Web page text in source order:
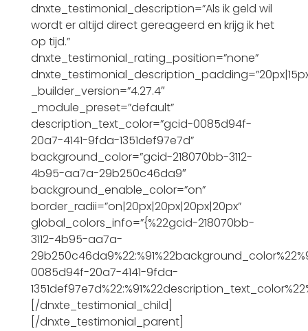
dnxte_testimonial_description=”Als ik geld wil
wordt er altijd direct gereageerd en krijg ik het
op tijd.”
dnxte_testimonial_rating_position=”none”
_builder_version=”4.27.4″
_module_preset=”default”
description_text_color=”gcid-0085d94f-
20a7-4141-9fda-1351def97e7d”
background_color=”gcid-218070bb-3112-
4b95-aa7a-29b250c46da9″
background_enable_color=”on”
border_radii=”on|20px|20px|20px|20px”
global_colors_info=”{%22gcid-218070bb-
3112-4b95-aa7a-
0085d94f-20a7-4141-9fda-
[/dnxte_testimonial_child]
[/dnxte_testimonial_parent]